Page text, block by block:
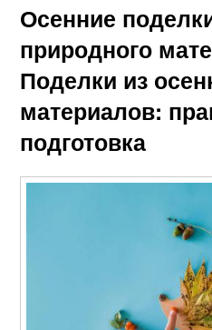
Осенние
природного
Поделки из
материалов:
подготовка